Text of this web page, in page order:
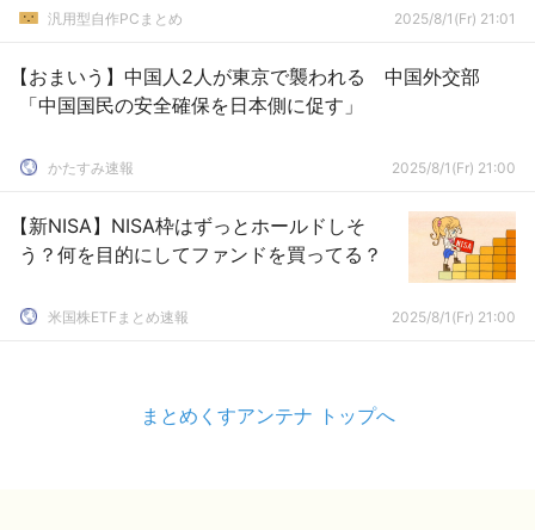
汎用型自作PCまとめ 2025/8/1(Fr) 21:01
【おまいう】中国人2人が東京で襲われる 中国外交部
「中国国民の安全確保を日本側に促す」
かたすみ速報 2025/8/1(Fr) 21:00
【新NISA】NISA枠はずっとホールドしそ
う？何を目的にしてファンドを買ってる？
米国株ETFまとめ速報 2025/8/1(Fr) 21:00
まとめくすアンテナ トップへ